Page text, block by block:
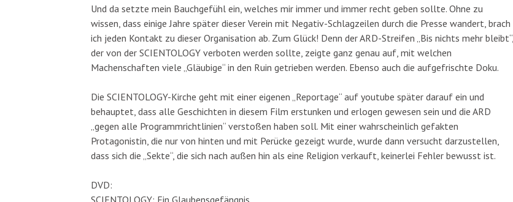
Und da setzte mein Bauchgefühl ein, welches mir immer und immer recht geben sollte. Ohne zu
wissen, dass einige Jahre später dieser Verein mit Negativ-Schlagzeilen durch die Presse wandert, brach
ich jeden Kontakt zu dieser Organisation ab. Zum Glück! Denn der ARD-Streifen „Bis nichts mehr bleibt“,
der von der SCIENTOLOGY verboten werden sollte, zeigte ganz genau auf, mit welchen
Machenschaften viele „Gläubige“ in den Ruin getrieben werden. Ebenso auch die aufgefrischte Doku.
Die SCIENTOLOGY-Kirche geht mit einer eigenen „Reportage“ auf youtube später darauf ein und
behauptet, dass alle Geschichten in diesem Film erstunken und erlogen gewesen sein und die ARD
„gegen alle Programmrichtlinien“ verstoßen haben soll. Mit einer wahrscheinlich gefakten
Protagonistin, die nur von hinten und mit Perücke gezeigt wurde, wurde dann versucht darzustellen,
dass sich die „Sekte“, die sich nach außen hin als eine Religion verkauft, keinerlei Fehler bewusst ist.
DVD:
SCIENTOLOGY: Ein Glaubensgefängnis